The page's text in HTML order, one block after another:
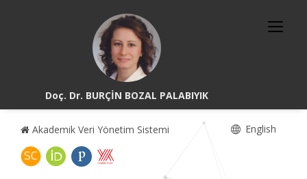
Doç. Dr. BURÇİN BOZAL PALABIYIK
Akademik Veri Yönetim Sistemi English